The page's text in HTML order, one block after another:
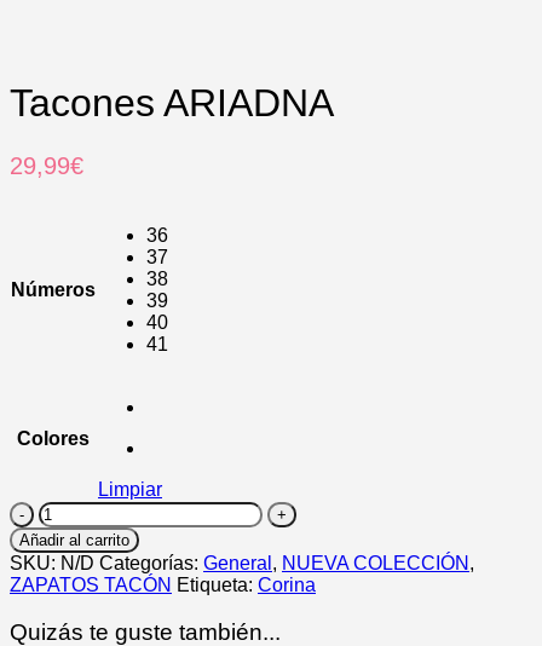
Tacones ARIADNA
29,99€
Números
36
37
38
39
40
41
Colores
Limpiar
Tacones
ARIADNA
cantidad
Añadir al carrito
SKU: N/D Categorías: General , NUEVA COLECCIÓN ,
ZAPATOS TACÓN Etiqueta: Corina
Quizás te guste también...